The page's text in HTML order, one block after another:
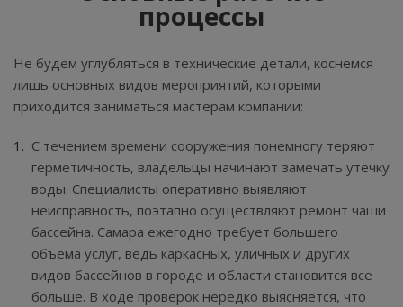
процессы
Не будем углубляться в технические детали, коснемся
лишь основных видов мероприятий, которыми
приходится заниматься мастерам компании:
С течением времени сооружения понемногу теряют
герметичность, владельцы начинают замечать утечку
воды. Специалисты оперативно выявляют
неисправность, поэтапно осуществляют ремонт чаши
бассейна. Самара ежегодно требует большего
объема услуг, ведь каркасных, уличных и других
видов бассейнов в городе и области становится все
больше. В ходе проверок нередко выясняется, что